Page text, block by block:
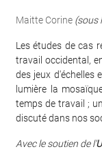
Maitte Corine (sous
Les études de cas
travail occidental,
des jeux d'échelles
lumière la
temps de travail ;
discuté dans nos
Avec le soutien de l'